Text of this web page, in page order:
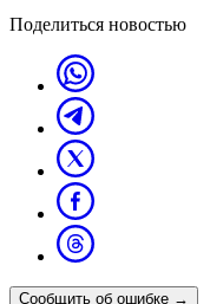
Поделиться новостью
Сообщить об ошибке →